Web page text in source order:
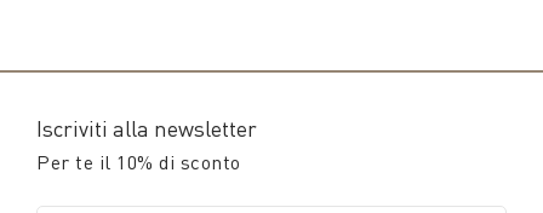
Iscriviti alla newsletter
Per te il 10% di sconto